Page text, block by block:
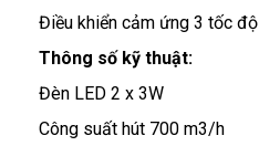
Điều khiển cảm ứng 3 tốc độ
Thông số kỹ thuật:
Đèn LED 2 x 3W
Công suất hút 700 m3/h